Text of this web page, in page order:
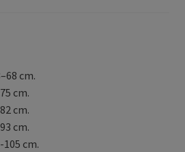
cm.
cm.
cm.
cm.
105 cm.